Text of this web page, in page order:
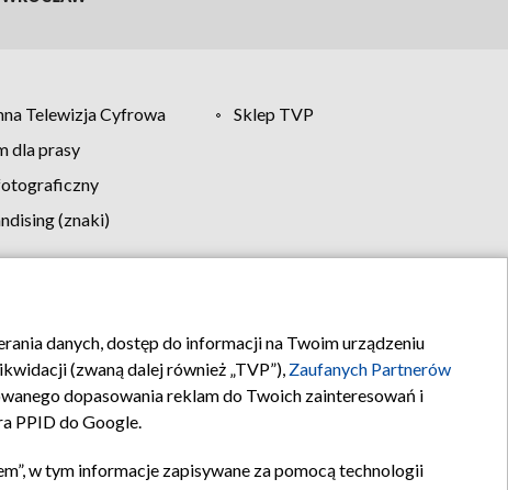
Telewizja Cyfrowa
Sklep TVP
dla prasy
(znaki)
Kontakt
danych, dostęp do informacji na Twoim urządzeniu
(zwaną dalej również „TVP”), Zaufanych Partnerów
dopasowania reklam do Twoich zainteresowań i
PPID do Google.
w tym informacje zapisywane za pomocą technologii